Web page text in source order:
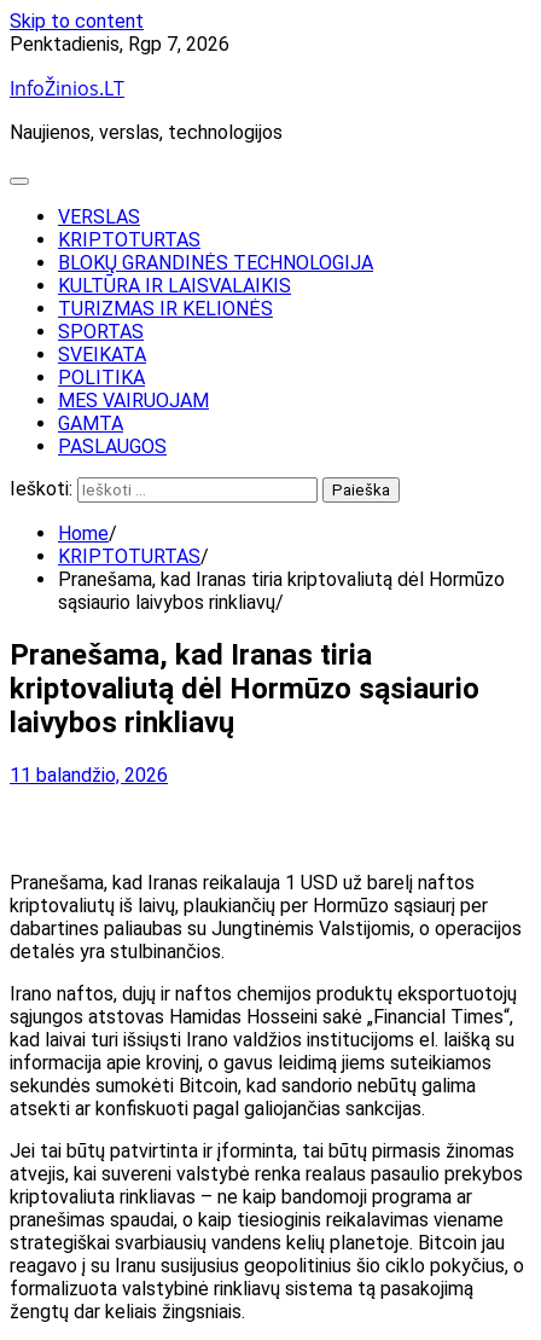
Skip to content
Penktadienis, Rgp 7, 2026
InfoŽinios.LT
Naujienos, verslas, technologijos
VERSLAS
KRIPTOTURTAS
BLOKŲ GRANDINĖS TECHNOLOGIJA
KULTŪRA IR LAISVALAIKIS
TURIZMAS IR KELIONĖS
SPORTAS
SVEIKATA
POLITIKA
MES VAIRUOJAM
GAMTA
PASLAUGOS
Ieškoti:
Home
KRIPTOTURTAS
Pranešama, kad Iranas tiria kriptovaliutą dėl Hormūzo
sąsiaurio laivybos rinkliavų
Pranešama, kad Iranas tiria
kriptovaliutą dėl Hormūzo sąsiaurio
laivybos rinkliavų
11 balandžio, 2026
Pranešama, kad Iranas reikalauja 1 USD už barelį naftos
kriptovaliutų iš laivų, plaukiančių per Hormūzo sąsiaurį per
dabartines paliaubas su Jungtinėmis Valstijomis, o operacijos
detalės yra stulbinančios.
Irano naftos, dujų ir naftos chemijos produktų eksportuotojų
sąjungos atstovas Hamidas Hosseini sakė „Financial Times“,
kad laivai turi išsiųsti Irano valdžios institucijoms el. laišką su
informacija apie krovinį, o gavus leidimą jiems suteikiamos
sekundės sumokėti Bitcoin, kad sandorio nebūtų galima
atsekti ar konfiskuoti pagal galiojančias sankcijas.
Jei tai būtų patvirtinta ir įforminta, tai būtų pirmasis žinomas
atvejis, kai suvereni valstybė renka realaus pasaulio prekybos
kriptovaliuta rinkliavas – ne kaip bandomoji programa ar
pranešimas spaudai, o kaip tiesioginis reikalavimas viename
strategiškai svarbiausių vandens kelių planetoje. Bitcoin jau
reagavo į su Iranu susijusius geopolitinius šio ciklo pokyčius, o
formalizuota valstybinė rinkliavų sistema tą pasakojimą
žengtų dar keliais žingsniais.